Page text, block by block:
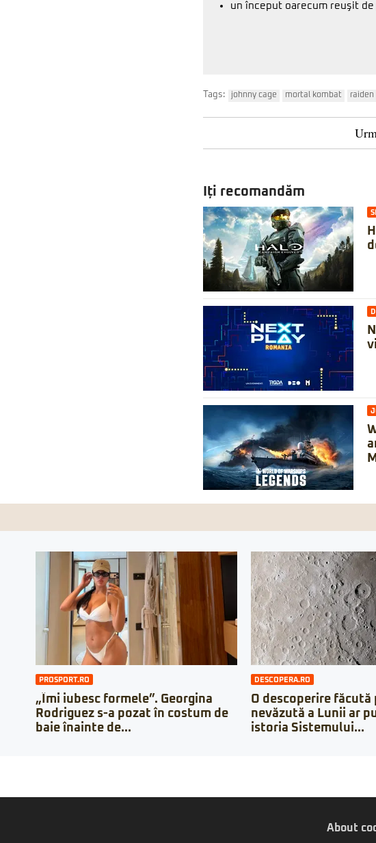
un început oarecum reuşit
Tags: johnny cage mortal kombat raiden
Iți recomandăm
PROSPORT.RO
„Îmi iubesc formele”. Georgina
Rodriguez s-a pozat în costum de
baie înainte de...
DESCOPERA.RO
O descoperire făcută
nevăzută a Lunii ar
istoria Sistemului...
About